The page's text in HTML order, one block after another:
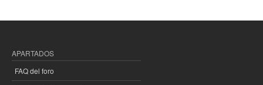
APARTADOS
FAQ del foro